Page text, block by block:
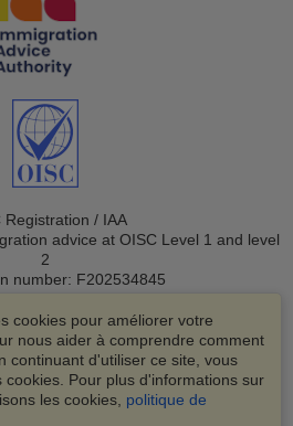
cookies pour améliorer votre
nous aider à comprendre comment
continuant d'utiliser ce site, vous
Pour plus d'informations sur
les cookies, politique de
Registration / IAA
advice at OISC Level 1 and level
2
number: F202534845
Inc. Tous droits réservés.